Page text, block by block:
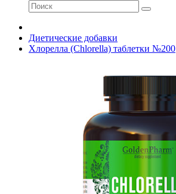
Диетические добавки
Хлорелла (Chlorella) таблетки №200